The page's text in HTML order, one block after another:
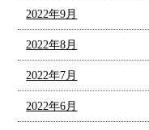
2022年9月
2022年8月
2022年7月
2022年6月